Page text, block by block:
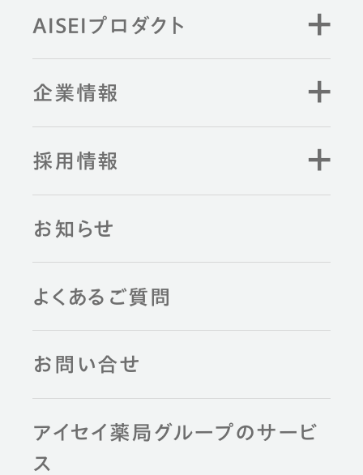
AISEIプロダクト
企業情報
採用情報
お知らせ
よくあるご質問
お問い合せ
アイセイ薬局グループのサービ
ス